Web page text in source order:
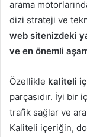
arama
dizi strateji ve
web sitenizdeki
ve en önemli
Özellikle kaliteli
parçasıdır. İyi bir
trafik sağlar ve
Kaliteli içeriğin,